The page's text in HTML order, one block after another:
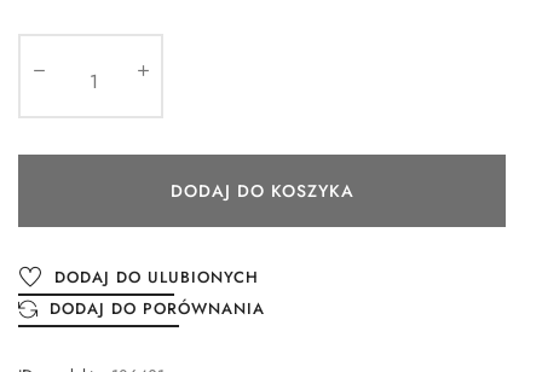
DODAJ DO KOSZYKA
DODAJ DO ULUBIONYCH
DODAJ DO PORÓWNANIA